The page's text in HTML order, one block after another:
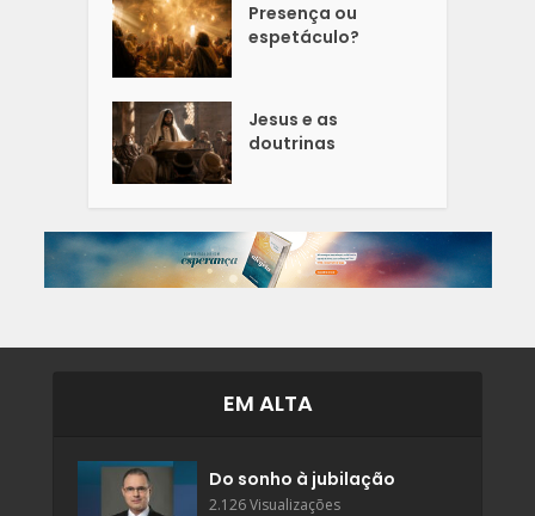
Presença ou
espetáculo?
Jesus e as
doutrinas
EM ALTA
Do sonho à jubilação
2.126 Visualizações